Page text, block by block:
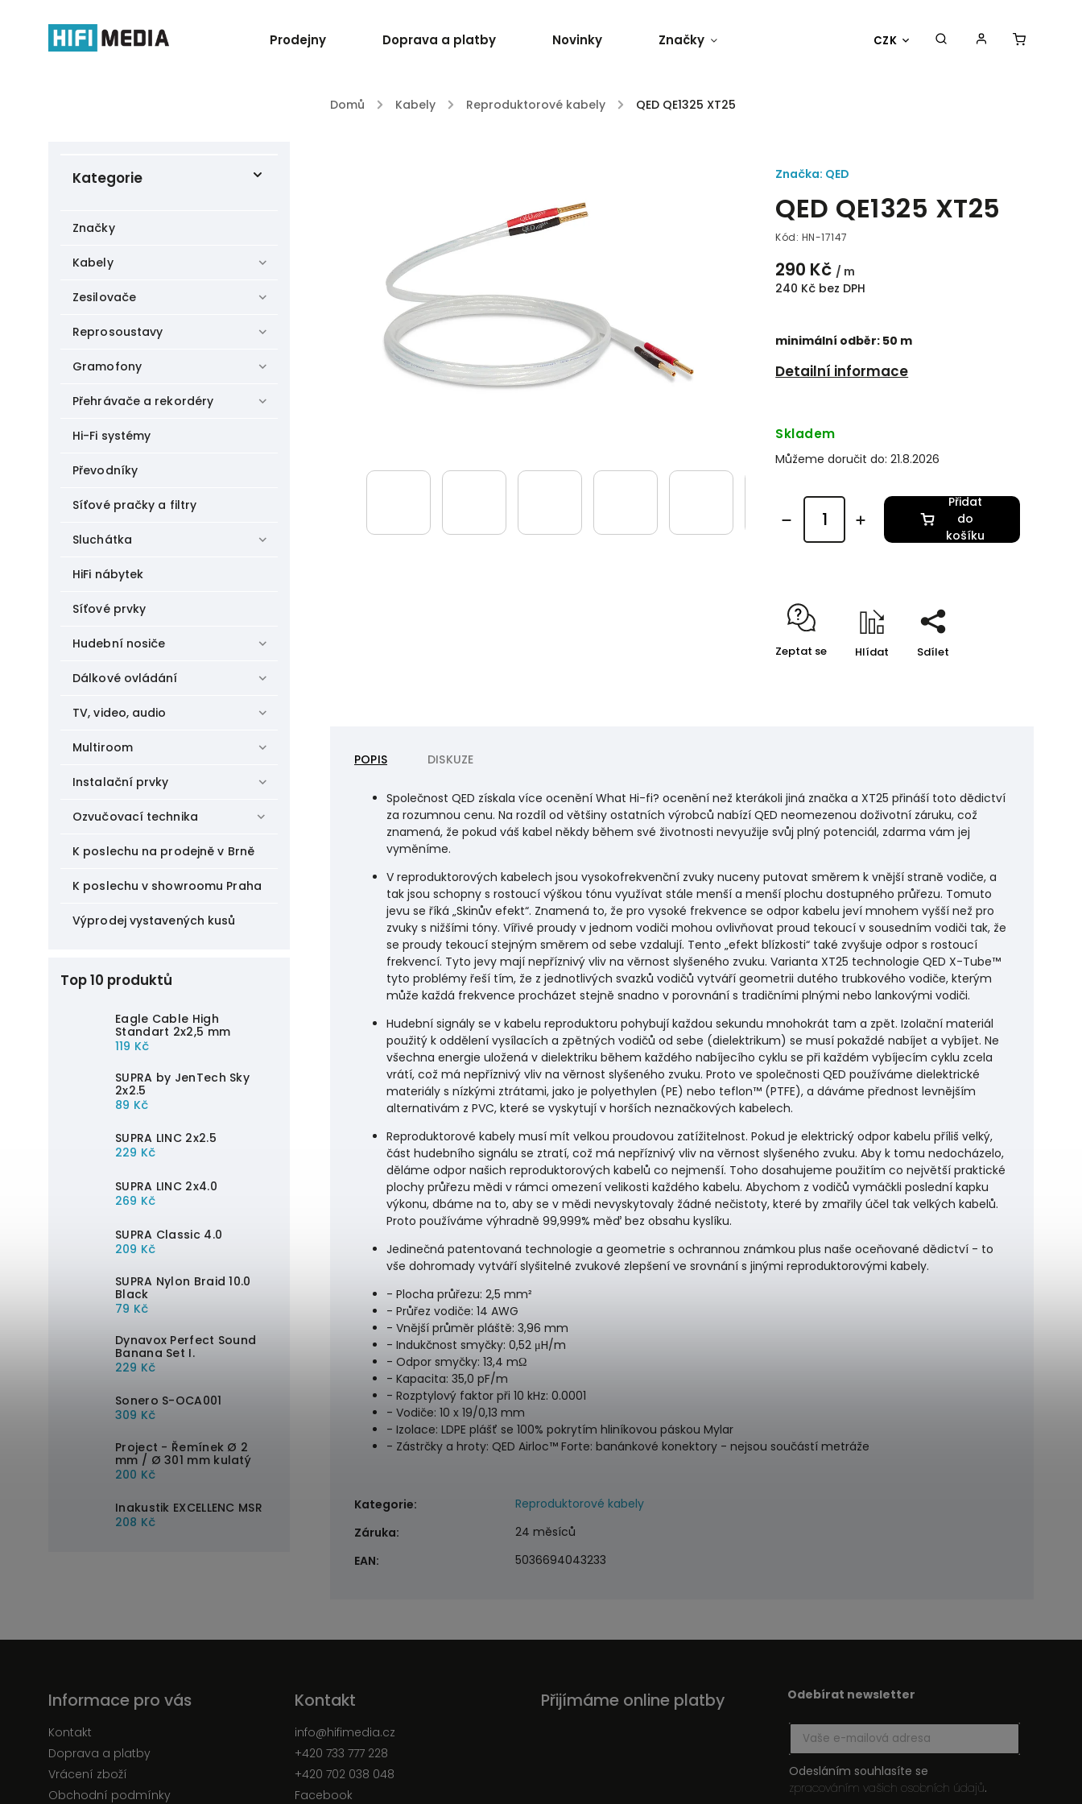
CZK
Prodejny Doprava a platby Novinky Značky
Domů / Kabely / Reproduktorové kabely / QED QE1325 XT25
Kategorie
Kabely
Zesilovače
Reprosoustavy
Gramofony
Přehrávače a rekordéry
Hi-Fi systémy
Převodníky
Síťové pračky a filtry
Sluchátka
HiFi nábytek
Síťové prvky
Hudební nosiče
Dálkové ovládání
TV, video, audio
Multiroom
Instalační prvky
Ozvučovací technika
K poslechu na prodejně v Brně
K poslechu v showroomu Praha
Výprodej vystavených kusů
Značky
Top 10 produktů
Eagle Cable High
Standart 2x2,5 mm
119 Kč
SUPRA by JenTech Sky
2x2.5
89 Kč
SUPRA LINC 2x2.5
229 Kč
SUPRA LINC 2x4.0
269 Kč
SUPRA Classic 4.0
209 Kč
SUPRA Nylon Braid 10.0
Black
79 Kč
Dynavox Perfect Sound
Banana Set I.
229 Kč
Sonero S-OCA001
309 Kč
Project - Řemínek Ø 2
mm / Ø 301 mm kulatý
200 Kč
Inakustik EXCELLENC MSR
208 Kč
QED QE1325 XT25
Kód: HN-17147
290 Kč / m
240 Kč bez DPH
minimální odběr: 50 m
Detailní informace
Značka: QED
Skladem
Můžeme doručit do: 21.8.2026
Přidat
do
košíku
Zeptat se Hlídat Sdílet
POPIS DISKUZE
Společnost QED získala více ocenění What Hi-fi? ocenění než kterákoli jiná značka a XT25 přináší toto dědictví
za rozumnou cenu. Na rozdíl od většiny ostatních výrobců nabízí QED neomezenou doživotní záruku, což
znamená, že pokud váš kabel někdy během své životnosti nevyužije svůj plný potenciál, zdarma vám jej
vyměníme.
V reproduktorových kabelech jsou vysokofrekvenční zvuky nuceny putovat směrem k vnější straně vodiče, a
tak jsou schopny s rostoucí výškou tónu využívat stále menší a menší plochu dostupného průřezu. Tomuto
jevu se říká „Skinův efekt“. Znamená to, že pro vysoké frekvence se odpor kabelu jeví mnohem vyšší než pro
zvuky s nižšími tóny. Vířivé proudy v jednom vodiči mohou ovlivňovat proud tekoucí v sousedním vodiči tak, že
se proudy tekoucí stejným směrem od sebe vzdalují. Tento „efekt blízkosti“ také zvyšuje odpor s rostoucí
frekvencí. Tyto jevy mají nepříznivý vliv na věrnost slyšeného zvuku. Varianta XT25 technologie QED X-Tube™
tyto problémy řeší tím, že z jednotlivých svazků vodičů vytváří geometrii dutého trubkového vodiče, kterým
může každá frekvence procházet stejně snadno v porovnání s tradičními plnými nebo lankovými vodiči.
Hudební signály se v kabelu reproduktoru pohybují každou sekundu mnohokrát tam a zpět. Izolační materiál
použitý k oddělení vysílacích a zpětných vodičů od sebe (dielektrikum) se musí pokaždé nabíjet a vybíjet. Ne
všechna energie uložená v dielektriku během každého nabíjecího cyklu se při každém vybíjecím cyklu zcela
vrátí, což má nepříznivý vliv na věrnost slyšeného zvuku. Proto ve společnosti QED používáme dielektrické
materiály s nízkými ztrátami, jako je polyethylen (PE) nebo teflon™ (PTFE), a dáváme přednost levnějším
alternativám z PVC, které se vyskytují v horších neznačkových kabelech.
Reproduktorové kabely musí mít velkou proudovou zatížitelnost. Pokud je elektrický odpor kabelu příliš velký,
část hudebního signálu se ztratí, což má nepříznivý vliv na věrnost slyšeného zvuku. Aby k tomu nedocházelo,
děláme odpor našich reproduktorových kabelů co nejmenší. Toho dosahujeme použitím co největší praktické
plochy průřezu mědi v rámci omezení velikosti každého kabelu. Abychom z vodičů vymáčkli poslední kapku
výkonu, dbáme na to, aby se v mědi nevyskytovaly žádné nečistoty, které by zmařily účel tak velkých kabelů.
Proto používáme výhradně 99,999% měď bez obsahu kyslíku.
Jedinečná patentovaná technologie a geometrie s ochrannou známkou plus naše oceňované dědictví - to
vše dohromady vytváří slyšitelné zvukové zlepšení ve srovnání s jinými reproduktorovými kabely.
- Plocha průřezu: 2,5 mm²
- Průřez vodiče: 14 AWG
- Vnější průměr pláště: 3,96 mm
- Indukčnost smyčky: 0,52 μH/m
- Odpor smyčky: 13,4 mΩ
- Kapacita: 35,0 pF/m
- Rozptylový faktor při 10 kHz: 0.0001
- Vodiče: 10 x 19/0,13 mm
- Izolace: LDPE plášť se 100% pokrytím hliníkovou páskou Mylar
- Zástrčky a hroty: QED Airloc™ Forte: banánkové konektory - nejsou součástí metráže
Kategorie:
Reproduktorové kabely
Záruka:
24 měsíců
EAN: 5036694043233
Informace pro vás
Kontakt
Doprava a platby
Vrácení zboží
Obchodní podmínky
Kontakt
info@hifimedia.cz
+420 733 777 228
+420 702 038 048
Facebook
Přijímáme online platby Odebírat newsletter
Odesláním souhlasíte se
zpracováním vašich osobních údajů.